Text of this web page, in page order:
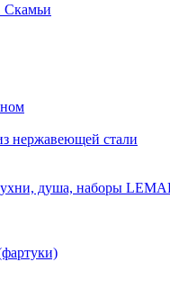
Скамьи
нержавеющей стали
душа, наборы